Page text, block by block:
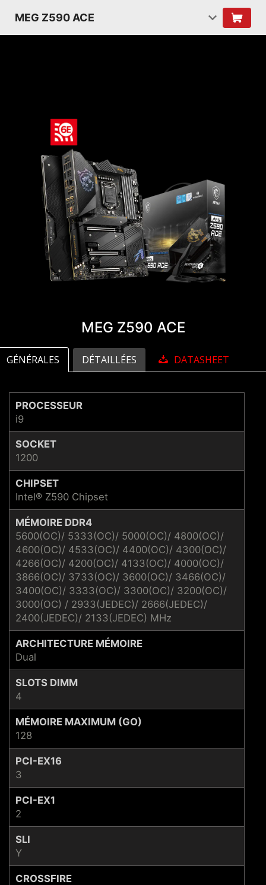
MEG Z590 ACE
MEG Z590 ACE
GÉNÉRALES DÉTAILLÉES DATASHEET
PROCESSEUR
i9
SOCKET
1200
CHIPSET
Intel® Z590 Chipset
MÉMOIRE DDR4
5600(OC)/ 5333(OC)/ 5000(OC)/ 4800(OC)/
4600(OC)/ 4533(OC)/ 4400(OC)/ 4300(OC)/
4266(OC)/ 4200(OC)/ 4133(OC)/ 4000(OC)/
3866(OC)/ 3733(OC)/ 3600(OC)/ 3466(OC)/
3400(OC)/ 3333(OC)/ 3300(OC)/ 3200(OC)/
3000(OC) / 2933(JEDEC)/ 2666(JEDEC)/
2400(JEDEC)/ 2133(JEDEC) MHz
ARCHITECTURE MÉMOIRE
Dual
SLOTS DIMM
4
MÉMOIRE MAXIMUM (GO)
128
PCI-EX16
3
PCI-EX1
2
SLI
Y
CROSSFIRE